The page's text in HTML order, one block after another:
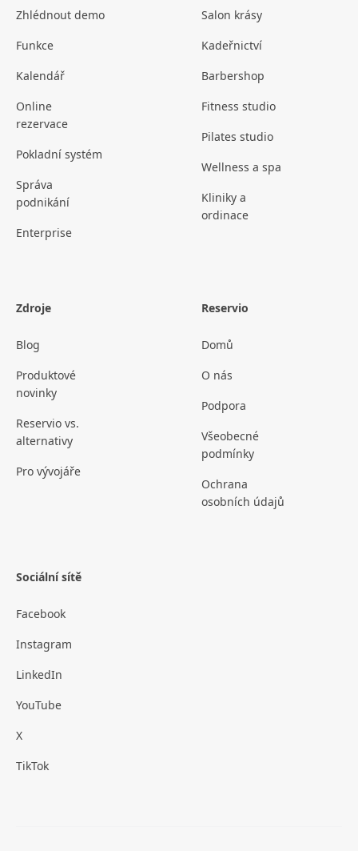
Zhlédnout demo
Funkce
Kalendář
Online
rezervace
Pokladní systém
Správa
podnikání
Enterprise
Salon krásy
Kadeřnictví
Barbershop
Fitness studio
Pilates studio
Wellness a spa
Kliniky a
ordinace
Zdroje
Blog
Produktové
novinky
Reservio vs.
alternativy
Pro vývojáře
Reservio
Domů
O nás
Podpora
Všeobecné
podmínky
Ochrana
osobních údajů
Sociální sítě
Facebook
Instagram
LinkedIn
YouTube
X
TikTok